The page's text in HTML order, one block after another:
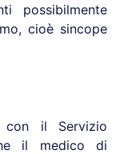
possibilmente
cioè sincope
con il Servizio
il medico di